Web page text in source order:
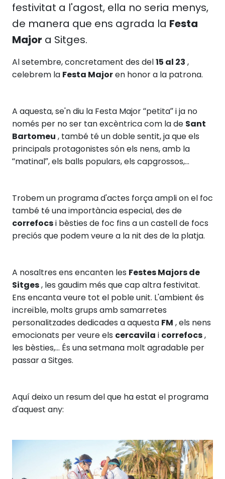
festivitat a l'agost, ella no seria menys,
de manera que ens agrada la Festa
Major a Sitges.
Al setembre, concretament des del15 al 23 ,
celebrem la Festa Majoren honor a la patrona.
A aquesta, se'n diu la Festa Major “petita” i ja no
només per no ser tan excèntrica com la de Sant
Bartomeu , també té un doble sentit, ja que els
principals protagonistes són els nens, amb la
“matinal”, els balls populars, els capgrossos,...
Trobem un programa d'actes força ampli on el foc
també té una importància especial, des de
correfocsi bèsties de foc fins a un castell de focs
preciós que podem veure a la nit des de la platja.
A nosaltres ens encanten les Festes Majors de
Sitges, les gaudim més que cap altra festivitat.
Ens encanta veure tot el poble unit. L'ambient és
increïble, molts grups amb samarretes
personalitzades dedicades a aquesta FM , els nens
emocionats per veure els cercavila i correfocs,
les bèsties,... És una setmana molt agradable per
passar a Sitges.
Aquí deixo un resum del que ha estat el programa
d'aquest any: